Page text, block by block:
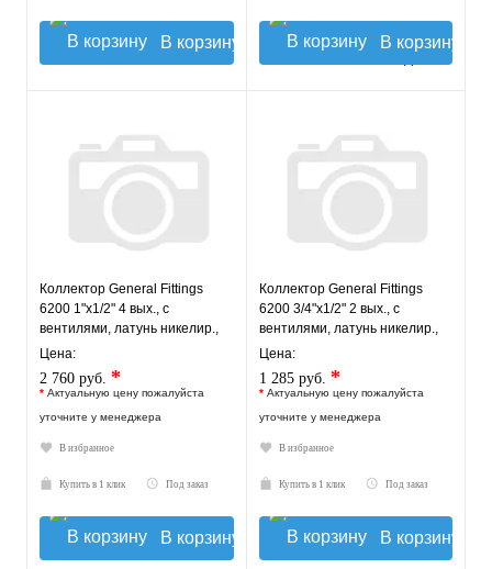
В корзину В корзину
Коллектор General Fittings
6200 1"х1/2" 4 вых., c
вентилями, латунь никелир.,
синий регулятор
Цена:
2 760 руб. *
* Актуальную цену пожалуйста
уточните у менеджера
В избранное
Купить в 1 клик Под заказ
В корзину
Коллектор General Fittings
6200 3/4"х1/2" 2 вых., c
вентилями, латунь никелир.,
синий регулятор
Цена:
1 285 руб. *
* Актуальную цену пожалуйста
уточните у менеджера
В избранное
Купить в 1 клик Под заказ
В корзину